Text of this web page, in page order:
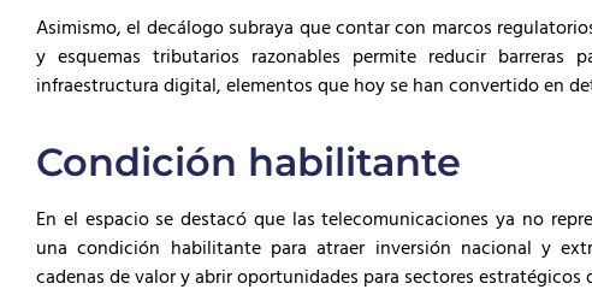
Asimismo, el decálogo subraya que contar con marcos
y esquemas tributarios razonables permite reducir barreras
infraestructura digital, elementos que hoy se han convertido en
Condición habilitante
En el espacio se destacó que las telecomunicaciones ya no
una condición habilitante para atraer inversión nacional y
cadenas de valor y abrir oportunidades para sectores estratégicos